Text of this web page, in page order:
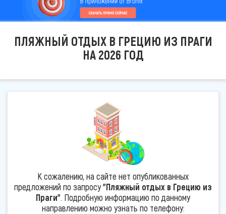
ПЛЯЖНЫЙ ОТДЫХ В ГРЕЦИЮ ИЗ ПРАГИ
НА 2026 ГОД
К сожалению, на сайте нет опубликованных
предложений по запросу"Пляжный отдых в Грецию из
Праги". Подробную информацию по данному
направлению можно узнать по телефону: